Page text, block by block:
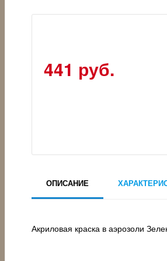
441 руб.
ОПИСАНИЕ
Акриловая краска в аэрозоли